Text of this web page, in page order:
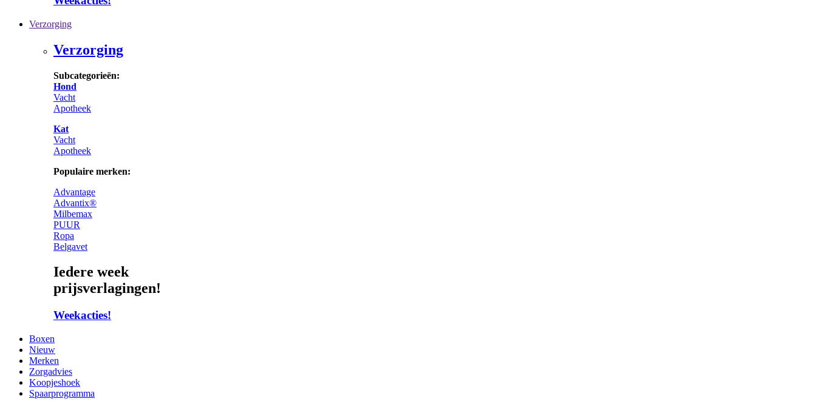
Verzorging
Verzorging
Subcategorieën:
Hond
Vacht
Apotheek
Kat
Vacht
Apotheek
Populaire merken:
Advantage
Advantix®
Milbemax
PUUR
Ropa
Belgavet
Iedere week
prijsverlagingen!
Weekacties!
Boxen
Nieuw
Merken
Zorgadvies
Koopjeshoek
Spaarprogramma